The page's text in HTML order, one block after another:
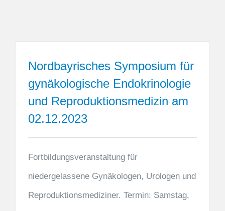
Nordbayrisches Symposium für
gynäkologische Endokrinologie
und Reproduktionsmedizin am
02.12.2023
Fortbildungsveranstaltung für
niedergelassene Gynäkologen, Urologen und
Reproduktionsmediziner. Termin: Samstag,